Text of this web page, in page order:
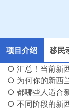
项目介绍 移民
○ 汇总！当前新
○ 为何你的新西
○ 都哪些人适合
○ 不同阶段的新